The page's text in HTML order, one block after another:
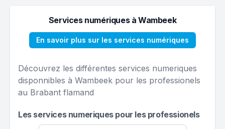
Services numériques à Wambeek
En savoir plus sur les services numériques
Découvrez les différentes services numeriques
disponnibles à Wambeek pour les professionels
au Brabant flamand
Les services numeriques pour les professionels